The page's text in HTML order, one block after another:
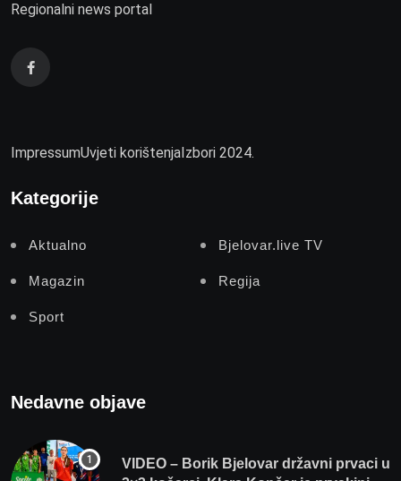
Regionalni news portal
ImpressumUvjeti korištenja Izbori 2024.
Kategorije
Aktualno Bjelovar.live TV
Magazin Regija
Sport
Nedavne objave
VIDEO – Borik Bjelovar državni prvaci u